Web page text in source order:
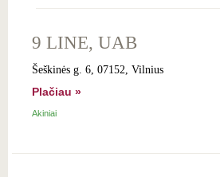
9 LINE, UAB
Šeškinės g. 6, 07152, Vilnius
Plačiau »
Akiniai